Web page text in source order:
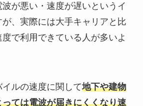
が悪い・速度が遅いというイ
が、実際には大手キャリアと比
で利用できている人が多いよ
ルの速度に関して地下や建物
ては電波が届きにくくなり速